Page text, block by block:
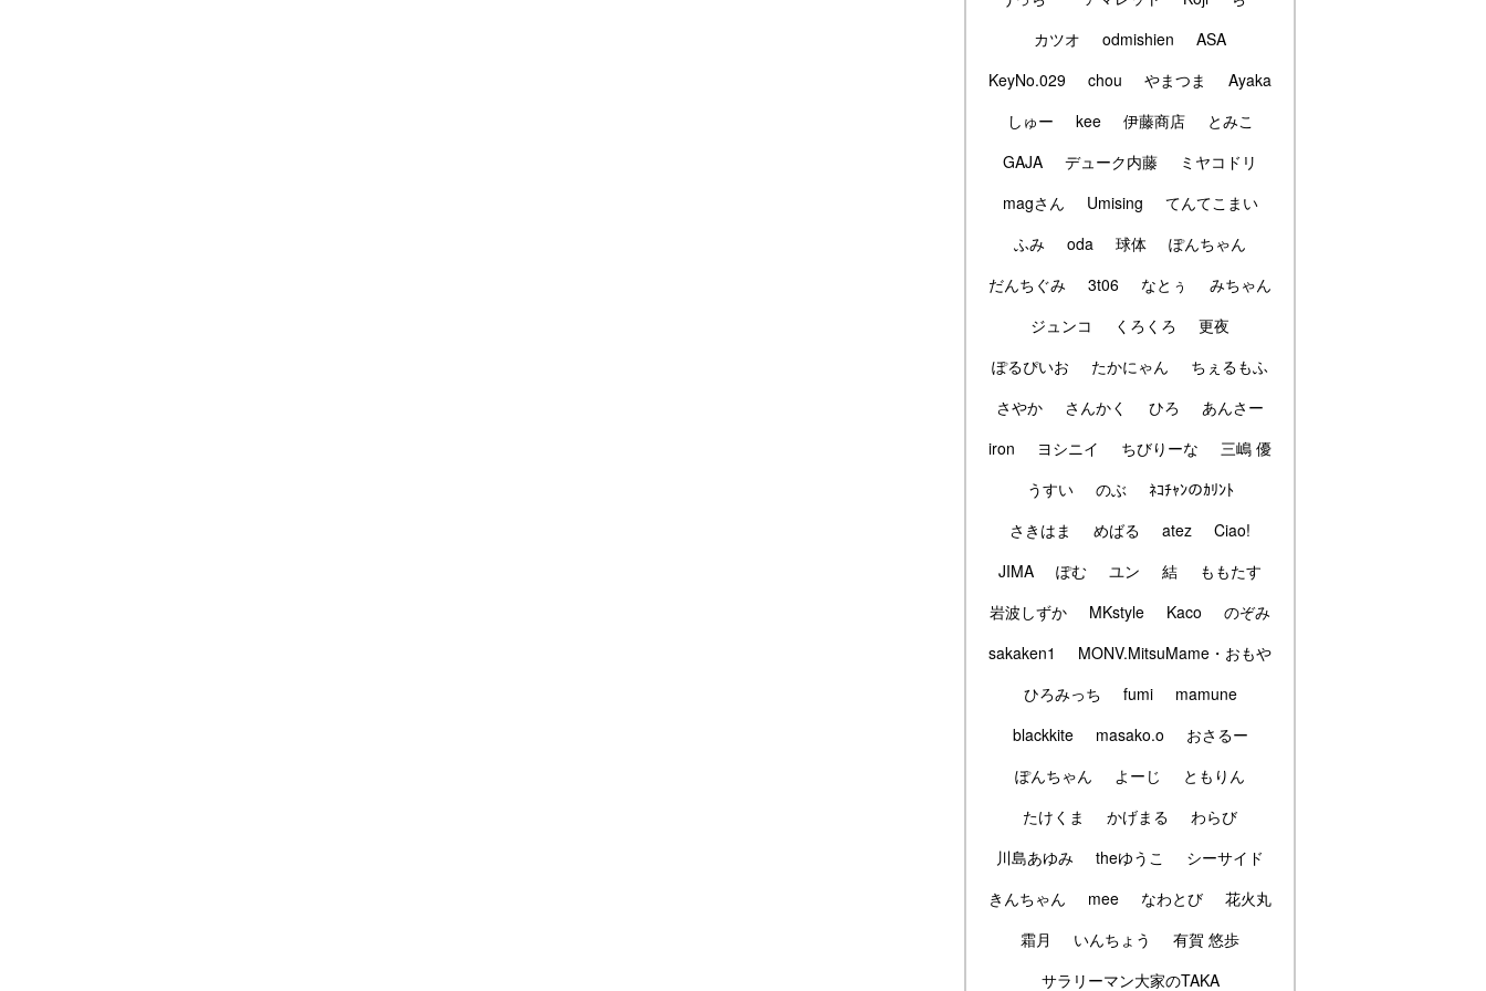
カツオ
odmishien
ASA
KeyNo.029
chou やまつま
Ayaka
しゅー
kee 伊藤商店
とみこ
GAJA
デューク内藤
ミヤコドリ
magさん
Umising
てんてこまい
ふみ
oda 球体
ぽんちゃん
だんちぐみ
3t06 なとぅ
みちゃん
ジュンコ
くろくろ
更夜
ぽるぴいお
たかにゃん
ちぇるもふ
さやか
さんかく ひろ
あんさー
iron
ヨシニイ ちびりーな
三嶋 優
うすい
のぶ
ﾈｺﾁｬﾝのｶﾘﾝﾄ
さきはま
めばる atez
Ciao!
JIMA
ぽむ ユン 結
ももたす
岩波しずか
MKstyle Kaco
のぞみ
sakaken1
MONV.MitsuMame・おもや
ひろみっち
fumi
mamune
blackkite
masako.o
おさるー
ぽんちゃん
よーじ
ともりん
たけくま
かげまる
わらび
川島あゆみ
theゆうこ
シーサイド
きんちゃん
mee なわとび
花火丸
霜月
いんちょう
有賀 悠歩
サラリーマン大家のTAKA